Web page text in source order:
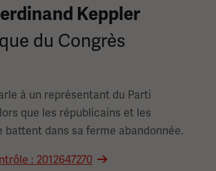
Keppler
du Congrès
à un représentant du Parti
que les républicains et les
battent dans sa ferme abandonnée.
: 2012647270